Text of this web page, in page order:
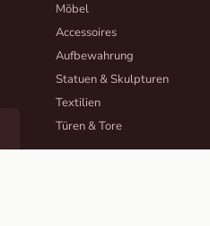
Möbel
Accessoires
Aufbewahrung
Statuen & Skulpturen
Textilien
Türen & Tore